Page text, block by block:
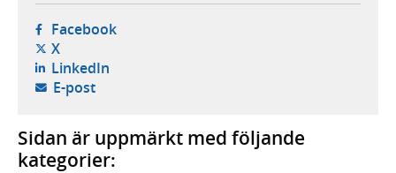
Facebook- öppnas i ny flik, extern webbplats,
X- öppnas i ny flik, extern webbplats,
LinkedIn- öppnas i ny flik, extern webbplats,
E-post- öppnar din e-postklient,
Sidan är uppmärkt med följande
kategorier: